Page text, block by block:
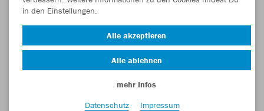
in den Einstellungen.
Alle akzeptieren
Alle ablehnen
mehr Infos
Datenschutz
Impressum